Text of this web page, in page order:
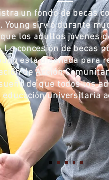
un fondo de becas
Young sirvió durante
los adultos jóvenes
concesión de becas
está diseñada para
de Acción
de que todos los
educación universitaria